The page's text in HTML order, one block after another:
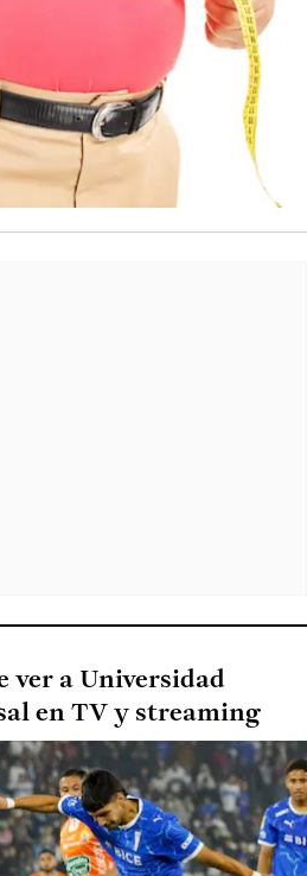
ver a Universidad
en TV y streaming